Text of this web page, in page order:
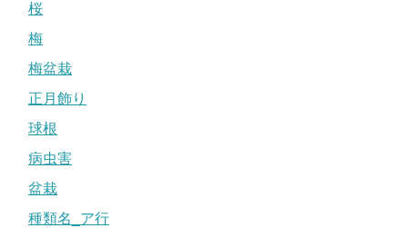
桜
梅
梅盆栽
正月飾り
球根
病虫害
盆栽
種類名_ア行